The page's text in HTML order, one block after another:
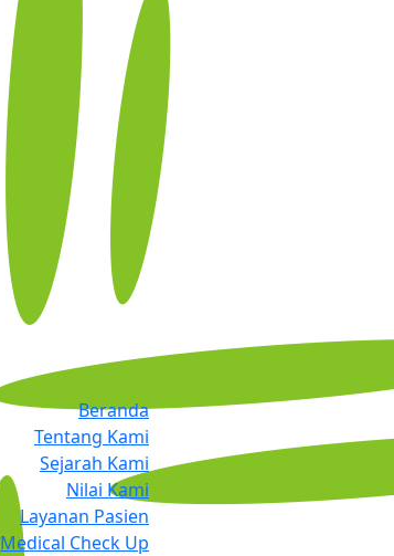
Beranda
Tentang Kami
Sejarah Kami
Nilai Kami
Layanan Pasien
Medical Check Up